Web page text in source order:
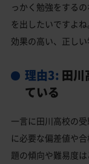
っかく勉強をする
を出したいですよ
効果の高い、正し
理由3: 田川
ている
一言に田川高校の
に必要な偏差値や
題の傾向や難易度